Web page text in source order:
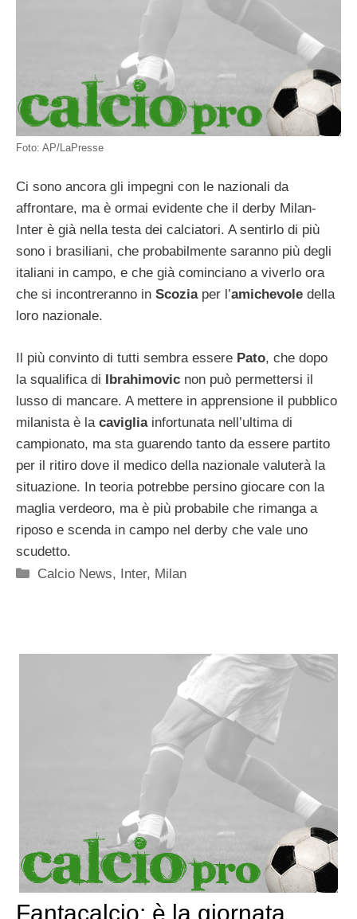
Foto: AP/LaPresse
Ci sono ancora gli impegni con le nazionali da
affrontare, ma è ormai evidente che il derby Milan-
Inter è già nella testa dei calciatori. A sentirlo di più
sono i brasiliani, che probabilmente saranno più degli
italiani in campo, e che già cominciano a viverlo ora
che si incontreranno in Scozia per l’amichevole della
loro nazionale.
Il più convinto di tutti sembra essere Pato, che dopo
la squalifica di Ibrahimovic non può permettersi il
lusso di mancare. A mettere in apprensione il pubblico
milanista è la caviglia infortunata nell’ultima di
campionato, ma sta guarendo tanto da essere partito
per il ritiro dove il medico della nazionale valuterà la
situazione. In teoria potrebbe persino giocare con la
maglia verdeoro, ma è più probabile che rimanga a
riposo e scenda in campo nel derby che vale uno
scudetto.
Categorie
Calcio News, Inter, Milan
Fantacalcio: è la giornata